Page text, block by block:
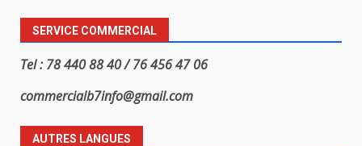
SERVICE COMMERCIAL
Tel : 78 440 88 40 / 76 456 47 06
commercialb7info@gmail.com
AUTRES LANGUES